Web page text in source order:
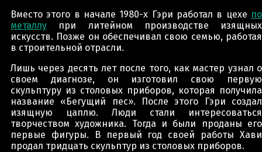
Вместо этого в начале 1980-х Гэри работал в цехе по
металлу при литейном производстве изящных
искусств. Позже он обеспечивал свою семью, работая
в строительной отрасли.
Лишь через десять лет после того, как мастер узнал о
своем диагнозе, он изготовил свою первую
скульптуру из столовых приборов, которая получила
название «Бегущий пес». После этого Гэри создал
изящную цаплю. Люди стали интересоваться
творчеством художника. Тогда и были проданы его
первые фигуры. В первый год своей работы Хави
продал тридцать скульптур из столовых приборов.